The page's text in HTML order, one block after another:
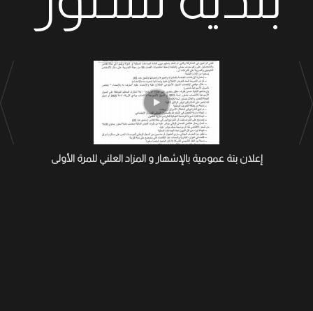
إعلان بتة عمومية بالإشهار و المزاد العلني للمرة الأولى